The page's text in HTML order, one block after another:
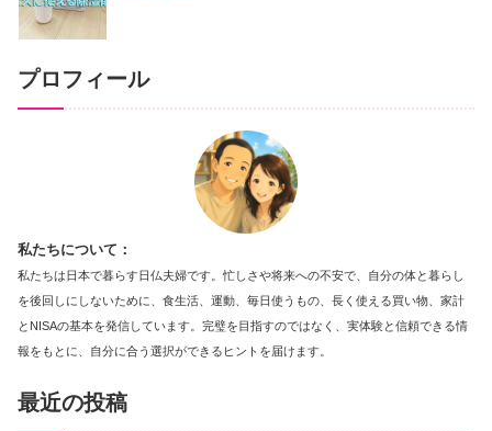
プロフィール
私たちについて：
私たちは日本で暮らす日仏夫婦です。忙しさや将来への不安で、自分の体と暮らし
を後回しにしないために、食生活、運動、毎日使うもの、長く使える買い物、家計
とNISAの基本を発信しています。完璧を目指すのではなく、実体験と信頼できる情
報をもとに、自分に合う選択ができるヒントを届けます。
最近の投稿